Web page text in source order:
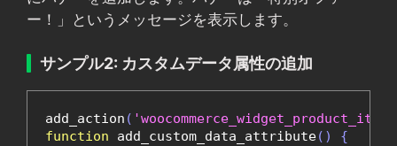
ー！」というメッセージを表示します。
サンプル2: カスタムデータ属性の追加
add_action (
function add_custom_data_attribute()
{